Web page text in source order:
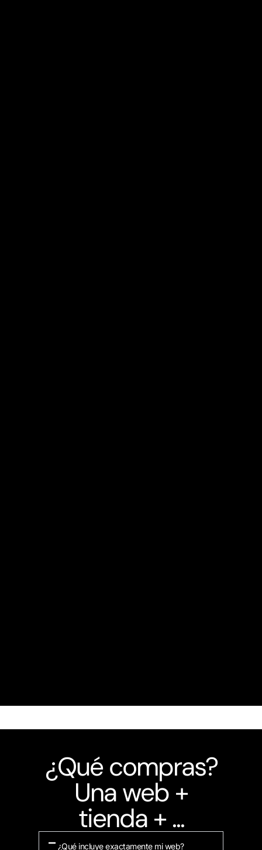
¿Qué compras?
Una web +
tienda + ...
¿Qué incluye exactamente mi web?